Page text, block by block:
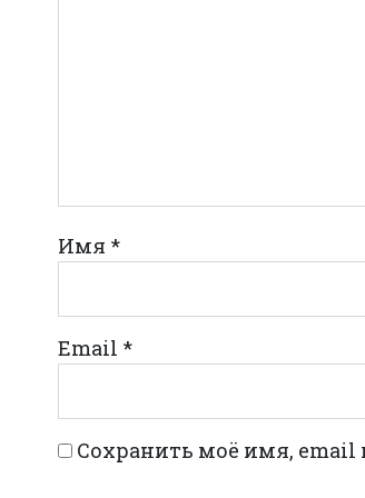
Имя *
Email *
Сохранить моё имя, email